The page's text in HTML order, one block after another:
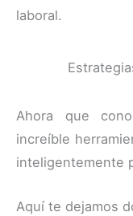
laboral.
Ahora que
increíble
inteligentemente
Aquí te dejamos